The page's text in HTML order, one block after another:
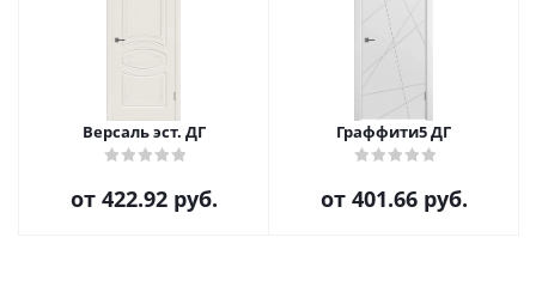
Версаль эст. ДГ
от 422.92 руб.
Граффити5 ДГ
от 401.66 руб.